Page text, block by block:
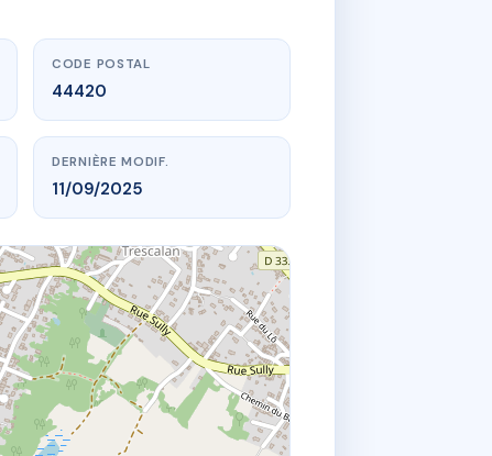
CODE POSTAL
44420
DERNIÈRE MODIF.
11/09/2025